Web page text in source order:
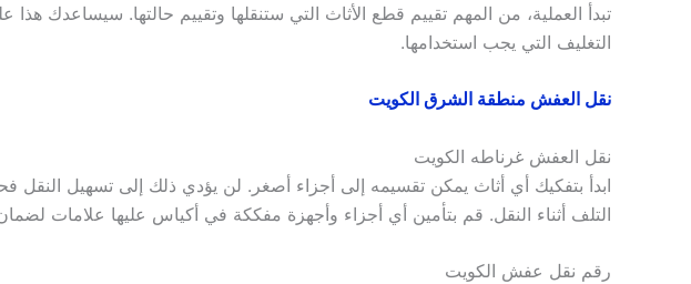
تبدأ العملية، من المهم تقييم قطع الأثاث التي ستنقلها وتقييم حالتها. سيساعدك
التغليف التي يجب استخدامها.
نقل العفش منطقة الشرق الكويت
نقل العفش غرناطه الكويت
ابدأ بتفكيك أي أثاث يمكن تقسيمه إلى أجزاء أصغر. لن يؤدي ذلك إلى تسهيل
التلف أثناء النقل. قم بتأمين أي أجزاء وأجهزة مفككة في أكياس عليها علامات
رقم نقل عفش الكويت